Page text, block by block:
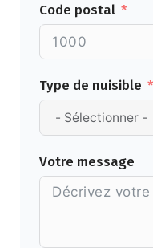
Code postal
Type de nuisible
Votre message